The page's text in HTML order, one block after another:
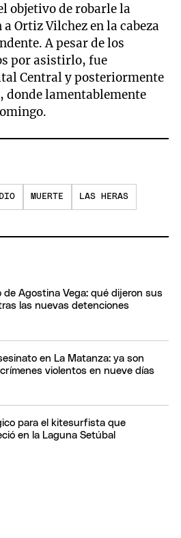
objetivo de robarle la
Ortiz Vilchez en la cabeza
A pesar de los
por asistirlo, fue
Central y posteriormente
lamentablemente
MUERTE LAS HERAS
de Agostina Vega: qué dijeron sus
las nuevas detenciones
en La Matanza: ya son
violentos en nueve días
para el kitesurfista que
en la Laguna Setúbal